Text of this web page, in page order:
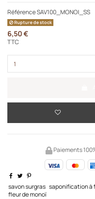
RéférenceSAV100_MONOI_SS
Rupture de stock
6,50 €
TTC
Paiements
savon surgras saponification à
fleur de monoï